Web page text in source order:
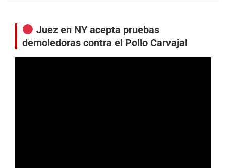
Juez en NY acepta pruebas
demoledoras contra el Pollo Carvajal